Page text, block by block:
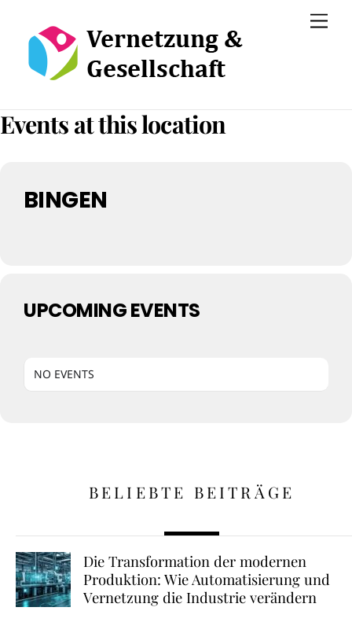
content
Events at this location
BINGEN
UPCOMING EVENTS
NO EVENTS
BELIEBTE BEITRÄGE
Die Transformation der modernen
Produktion: Wie Automatisierung und
Vernetzung die Industrie verändern